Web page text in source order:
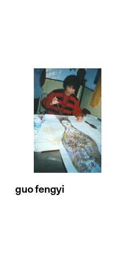
guo fengyi